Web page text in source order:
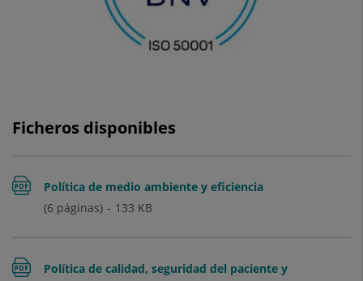
Ficheros disponibles
Política de medio ambiente y eficiencia
energética 2025
133 KB
(6 páginas)
Política de calidad, seguridad del paciente y